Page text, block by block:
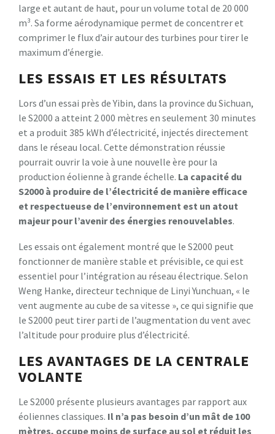
large et autant de haut, pour un volume total de 20 000
m³. Sa forme aérodynamique permet de concentrer et
comprimer le flux d’air autour des turbines pour tirer le
maximum d’énergie.
LES ESSAIS ET LES RÉSULTATS
Lors d’un essai près de Yibin, dans la province du Sichuan,
le S2000 a atteint 2 000 mètres en seulement 30 minutes
et a produit 385 kWh d’électricité, injectés directement
dans le réseau local. Cette démonstration réussie
pourrait ouvrir la voie à une nouvelle ère pour la
production éolienne à grande échelle. La capacité du
S2000 à produire de l’électricité de manière efficace
et respectueuse de l’environnement est un atout
majeur pour l’avenir des énergies renouvelables.
Les essais ont également montré que le S2000 peut
fonctionner de manière stable et prévisible, ce qui est
essentiel pour l’intégration au réseau électrique. Selon
Weng Hanke, directeur technique de Linyi Yunchuan, « le
vent augmente au cube de sa vitesse », ce qui signifie que
le S2000 peut tirer parti de l’augmentation du vent avec
l’altitude pour produire plus d’électricité.
LES AVANTAGES DE LA CENTRALE
VOLANTE
Le S2000 présente plusieurs avantages par rapport aux
éoliennes classiques. Il n’a pas besoin d’un mât de 100
mètres, occupe moins de surface au sol et réduit les